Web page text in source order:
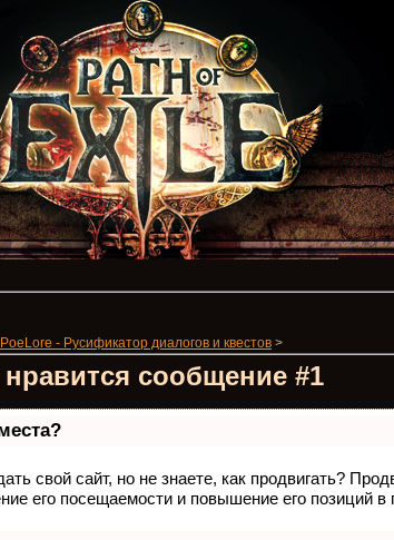
PoeLore - Русификатор диалогов и квестов >
сообщение #1
свой сайт, но не знаете, как продвигать?
его посещаемости и повышение его позиций в